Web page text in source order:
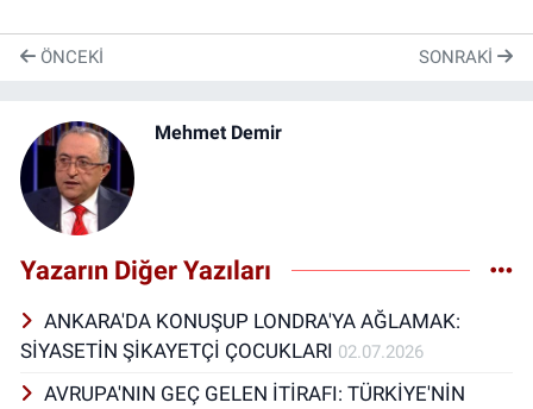
ÖNCEKI SONRAKI
Mehmet Demir
Yazarın Diğer Yazıları
ANKARA'DA KONUŞUP LONDRA'YA AĞLAMAK:
SİYASETİN ŞİKAYETÇİ ÇOCUKLARI 02.07.2026
AVRUPA'NIN GEÇ GELEN İTİRAFI: TÜRKİYE'NİN